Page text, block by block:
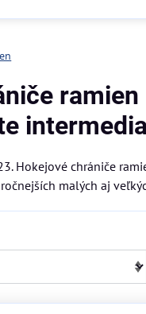
ramien
Hokejové chrániče
malých aj